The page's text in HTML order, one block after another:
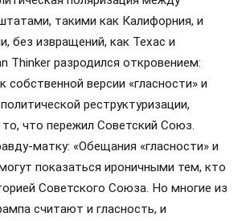
такими как Калифорния, и
без извращений, как Техас и
Thinker разродился откровением:
версии «гласности» и
реструктуризации,
что пережил Советский Союз.
матку: «Обещания «гласности» и
показаться ироничными тем, кто
Советского Союза. Но многие из
считают и гласность, и